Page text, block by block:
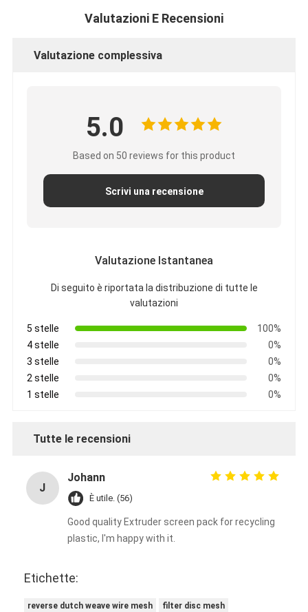
Valutazioni E Recensioni
Valutazione complessiva
5.0
Based on 50 reviews for this product
Scrivi una recensione
Valutazione Istantanea
Di seguito è riportata la distribuzione di tutte le
valutazioni
5 stelle
100%
4 stelle
0%
3 stelle
0%
2 stelle
0%
1 stelle
0%
Tutte le recensioni
J
Johann
È utile. (56)
Good quality Extruder screen pack for recycling
plastic, I'm happy with it.
Etichette:
reverse dutch weave wire mesh filter disc mesh